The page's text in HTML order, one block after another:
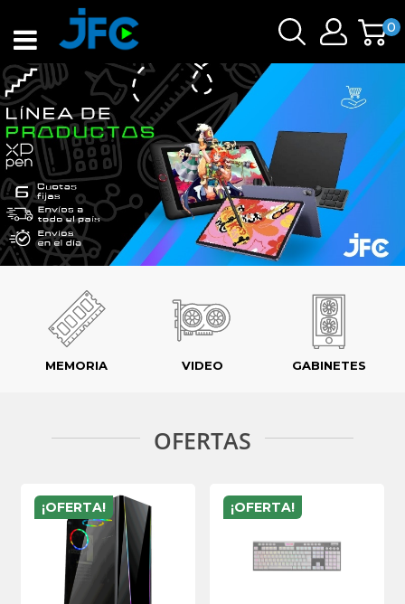
0
MEMORIA VIDEO GABINETES
OFERTAS
¡OFERTA! ¡OFERTA!